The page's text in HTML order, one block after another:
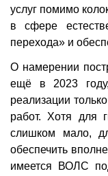
услуг помимо
в сфере
перехода» и
О намерении
ещё в 2023
реализации
работ. Хотя для
слишком мало,
обеспечить
имеется ВОЛС